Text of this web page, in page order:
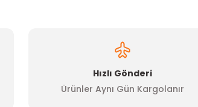
Hızlı Gönderi
Ürünler Aynı Gün Kargolanır